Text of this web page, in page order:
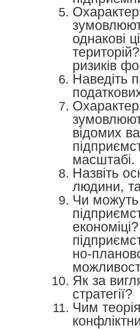
однакові
ризиків
Наведіть
відомих
масштабі.
Назвіть
людини,
Чи можуть
но-
Як за
стратегії?
Чим